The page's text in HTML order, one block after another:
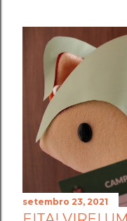
setembro 23, 2021